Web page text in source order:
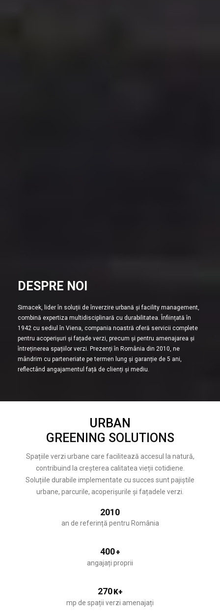
DESPRE NOI
Simacek, lider în soluții de înverzire urbană și facility management,
combină expertiza multidisciplinară cu durabilitatea. Înființată în
1942 cu sediul în Viena, compania noastră oferă servicii complete
pentru acoperișuri și fațade verzi, precum și pentru amenajarea și
întreținerea spațiilor verzi. Prezenți în România din 2010, ne
mândrim cu parteneriate pe termen lung și garanție de 5 ani,
reflectând angajamentul față de clienți și mediu.
URBAN
GREENING SOLUTIONS
Spațiile verzi urbane care facilitează accesul la natură,
contribuind la creșterea calitatea vieții cotidiene.
Soluțiile durabile implementate cu succes sunt pajiștile
urbane, parcurile, acoperișurile și fațadele verzi.
2010
an de referință pentru România
400+
angajați proprii
270K+
mp de spații verzi amenajați